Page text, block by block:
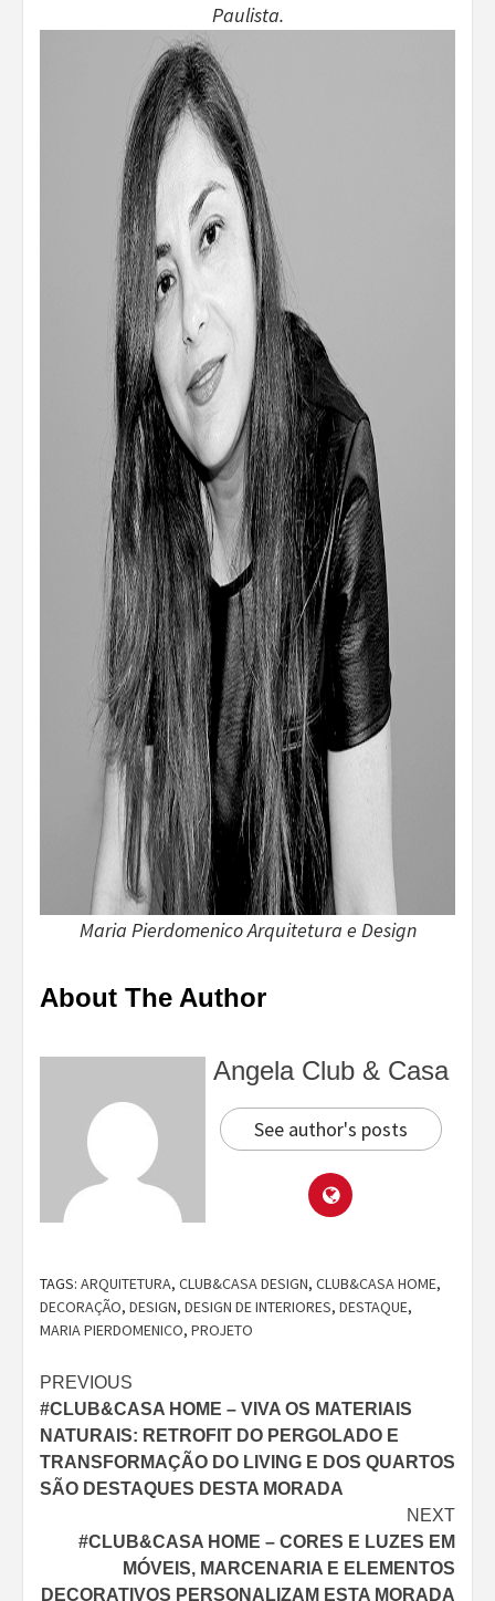
Paulista.
Maria Pierdomenico Arquitetura e Design
About The Author
Angela Club & Casa
See author's posts
TAGS: ARQUITETURA, CLUB&CASA DESIGN, CLUB&CASA HOME,
DECORAÇÃO, DESIGN, DESIGN DE INTERIORES, DESTAQUE,
MARIA PIERDOMENICO, PROJETO
Continue
Reading
PREVIOUS
#CLUB&CASA HOME – VIVA OS MATERIAIS
NATURAIS: RETROFIT DO PERGOLADO E
TRANSFORMAÇÃO DO LIVING E DOS QUARTOS
SÃO DESTAQUES DESTA MORADA
NEXT
#CLUB&CASA HOME – CORES E LUZES EM
MÓVEIS, MARCENARIA E ELEMENTOS
DECORATIVOS PERSONALIZAM ESTA MORADA